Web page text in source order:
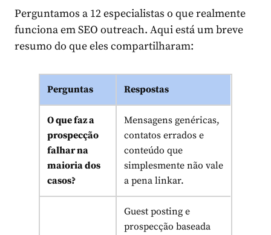
Perguntamos a 12 especialistas o que realmente
funciona em SEO outreach. Aqui está um breve
resumo do que eles compartilharam:
Perguntas Respostas
O que faz a
prospecção
falhar na
maioria dos
casos?
Mensagens genéricas,
contatos errados e
conteúdo que
simplesmente não vale
a pena linkar.
Guest posting e
prospecção baseada